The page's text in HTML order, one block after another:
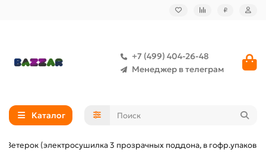
₽
+7 (499) 404-26-48
Менеджер в телеграм
Каталог
Ветерок (электросушилка 3 прозрачных поддона, в